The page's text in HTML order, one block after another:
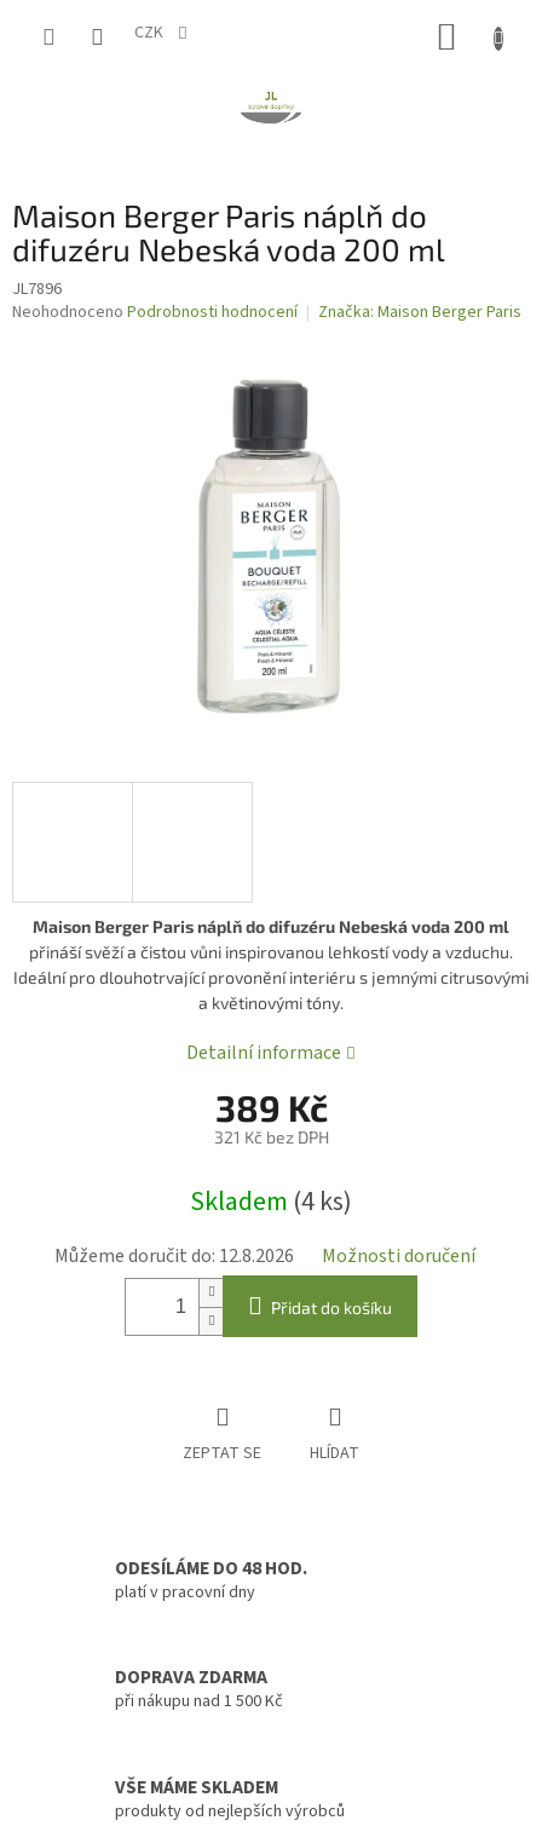
CZK
Maison Berger Paris náplň do
difuzéru Nebeská voda 200 ml
JL7896
Průměrné
Neohodnoceno Podrobnosti hodnocení Značka: Maison Berger Paris
389 Kč
321 Kč bez DPH
cena:
Skladem (4 ks)
Můžeme doručit do: 12.8.2026 Možnosti doručení
Přidat do košíku
Maison Berger Paris náplň do difuzéru Nebeská voda 200 ml
přináší svěží a čistou vůni inspirovanou lehkostí vody a vzduchu.
Ideální pro dlouhotrvající provonění interiéru s jemnými citrusovými
a květinovými tóny.
Detailní informace
ZEPTAT SE HLÍDAT
ODESÍLÁME DO 48 HOD.
platí v pracovní dny
DOPRAVA ZDARMA
při nákupu nad 1 500 Kč
VŠE MÁME SKLADEM
produkty od nejlepších výrobců